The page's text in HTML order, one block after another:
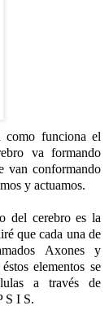
como funciona el
va formando
van conformando
y actuamos.
del cerebro es la
que cada una de
Axones y
elementos se
a través de
S I S.